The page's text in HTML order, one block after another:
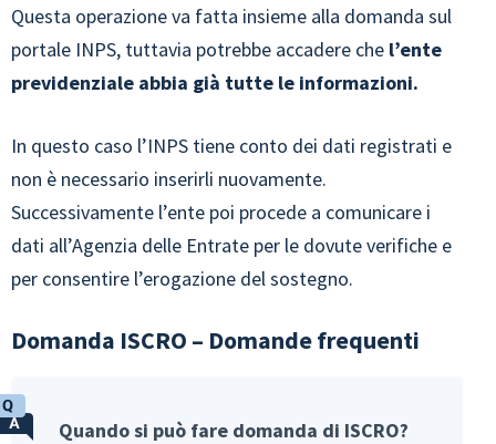
Questa operazione va fatta insieme alla domanda sul
portale INPS, tuttavia potrebbe accadere che l’ente
previdenziale abbia già tutte le informazioni.
In questo caso l’INPS tiene conto dei dati registrati e
non è necessario inserirli nuovamente.
Successivamente l’ente poi procede a comunicare i
dati all’Agenzia delle Entrate per le dovute verifiche e
per consentire l’erogazione del sostegno.
Domanda ISCRO – Domande frequenti
Quando si può fare domanda di ISCRO?